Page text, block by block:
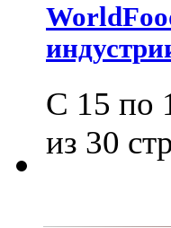
С 15 по
из 30